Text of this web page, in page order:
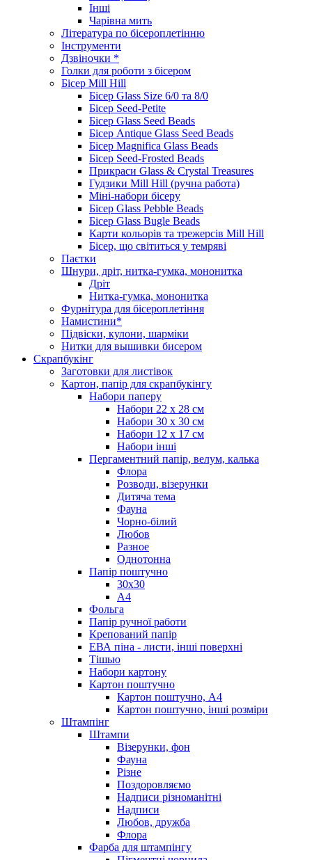
Інші
Чарівна мить
Література по бісероплетінню
Інструменти
Дзвіночки *
Голки для роботи з бісером
Бісер Mill Hill
Бісер Glass Size 6/0 та 8/0
Бісер Seed-Petite
Бісер Glass Seed Beads
Бісер Antique Glass Seed Beads
Бісер Magnifica Glass Beads
Бісер Seed-Frosted Beads
Прикраси Glass & Crystal Treasures
Гудзики Mill Hill (ручна работа)
Міні-набори бісеру
Бісер Glass Pebble Beads
Бісер Glass Bugle Beads
Карти кольорів та трежерсів Mill Hill
Бісер, що світиться у темряві
Паєтки
Шнури, дріт, нитка-гумка, мононитка
Дріт
Нитка-гумка, мононитка
Фурнітура для бісероплетіння
Намистини*
Підвіски, кулони, шарміки
Нитки для вышивки бисером
Скрапбукінг
Заготовки для листівок
Картон, папір для скрапбукінгу
Набори паперу
Набори 22 х 28 см
Набори 30 х 30 см
Набори 12 х 17 см
Набори інші
Пергаментний папір, велум, калька
Флора
Розводи, візерунки
Дитяча тема
Фауна
Чорно-білий
Любов
Разное
Однотонна
Папір поштучно
30х30
А4
Фольга
Папір ручної работи
Крепований папір
ЕВА піна - листи, інші поверхні
Тішью
Набори картону
Картон поштучно
Картон поштучно, А4
Картон поштучно, інші розміри
Штампінг
Штампи
Візерунки, фон
Фауна
Різне
Поздоровляємо
Надписи різноманітні
Надписи
Любов, дружба
Флора
Фарба для штампінгу